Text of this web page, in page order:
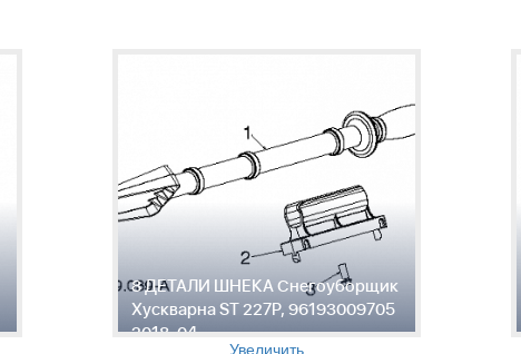
8 ДЕТАЛИ ШНЕКА Снегоуборщик
Хускварна ST 227P, 96193009705
2018-04
Увеличить